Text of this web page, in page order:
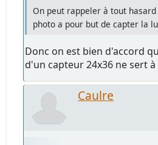
On peut rappeler à tout
photo a pour but de capter la
Donc on est bien d'accord
d'un capteur 24x36 ne sert à
Caulre